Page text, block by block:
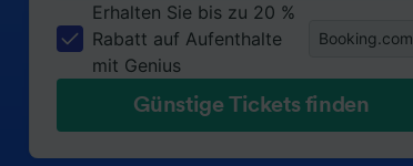
Erhalten Sie bis zu 20 %
Rabatt auf Aufenthalte
mit Genius
Booking.com
Günstige Tickets finden